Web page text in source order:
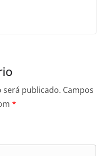
será publicado. Campos
*